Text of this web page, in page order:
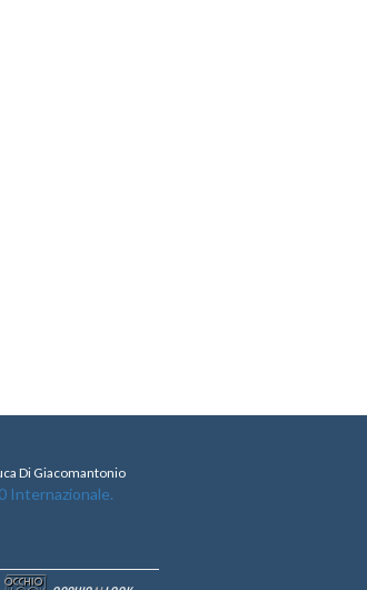
Di Giacomantonio
Internazionale.